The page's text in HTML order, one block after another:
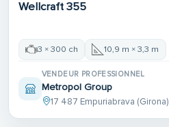
Wellcraft 355
3 × 300 ch 10,9 m × 3,3 m
VENDEUR PROFESSIONNEL
Metropol Group
17 487 Empuriabrava (Girona)